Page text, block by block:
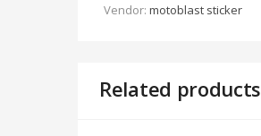
Vendor: motoblast sticker
Related products